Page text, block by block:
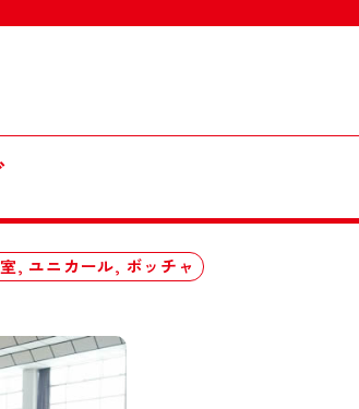
, ユニカール, ボッチャ